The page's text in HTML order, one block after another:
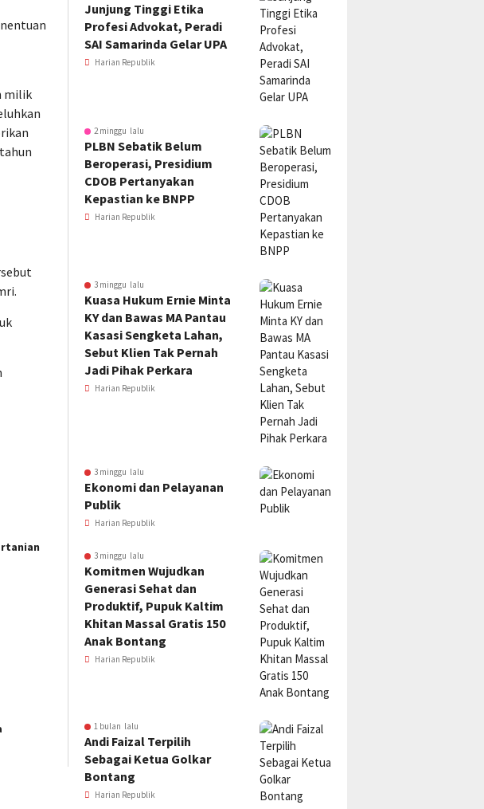
milik
Junjung Tinggi Etika
Profesi Advokat, Peradi
SAI Samarinda Gelar UPA
Harian Republik
2 minggu lalu
PLBN Sebatik Belum
Beroperasi, Presidium
CDOB Pertanyakan
Kepastian ke BNPP
Harian Republik
3 minggu lalu
Kuasa Hukum Ernie Minta
KY dan Bawas MA Pantau
Kasasi Sengketa Lahan,
Sebut Klien Tak Pernah
Jadi Pihak Perkara
Harian Republik
3 minggu lalu
Ekonomi dan Pelayanan
Publik
Harian Republik
3 minggu lalu
Komitmen Wujudkan
Generasi Sehat dan
Produktif, Pupuk Kaltim
Khitan Massal Gratis 150
Anak Bontang
Harian Republik
1 bulan lalu
Andi Faizal Terpilih
Sebagai Ketua Golkar
Bontang
Harian Republik